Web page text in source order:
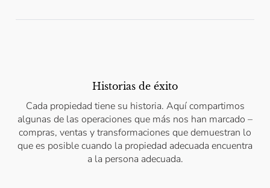
Historias de éxito
Cada propiedad tiene su historia. Aquí compartimos
algunas de las operaciones que más nos han marcado –
compras, ventas y transformaciones que demuestran lo
que es posible cuando la propiedad adecuada encuentra
a la persona adecuada.